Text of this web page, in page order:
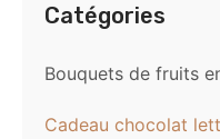
Catégories
Bouquets de fruits
Cadeau chocolat